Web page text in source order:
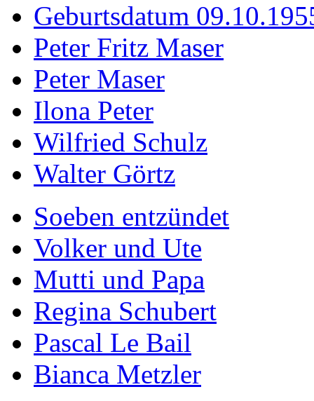
Geburtsdatum
Peter Fritz Maser
Peter Maser
Ilona Peter
Wilfried Schulz
Walter Görtz
Soeben entzündet
Volker und Ute
Mutti und Papa
Regina Schubert
Pascal Le Bail
Bianca Metzler